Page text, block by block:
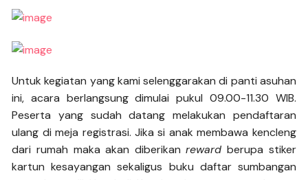
Untuk kegiatan yang kami selenggarakan di panti asuhan
ini, acara berlangsung dimulai pukul 09.00-11.30 WIB.
Peserta yang sudah datang melakukan pendaftaran
ulang di meja registrasi. Jika si anak membawa kencleng
dari rumah maka akan diberikanreward berupa stiker
kartun kesayangan sekaligus buku daftar sumbangan